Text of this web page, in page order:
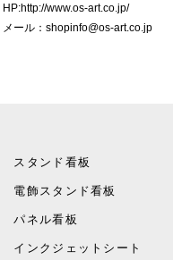
HP:http://www.os-art.co.jp/
メール：shopinfo@os-art.co.jp
スタンド看板
電飾スタンド看板
パネル看板
インクジェットシート